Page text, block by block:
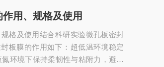
性‌：无需加热即可通过设备压合实
，适配...
用、规格及使用
格及使用结合科研实验微孔板密封
板膜的作用如下：‌超低温环境稳定
环境下保持柔韧性与粘附力，避免